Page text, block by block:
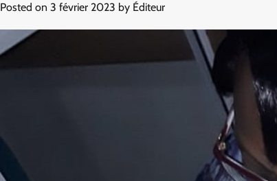
Posted on 3 février 2023 by Éditeur